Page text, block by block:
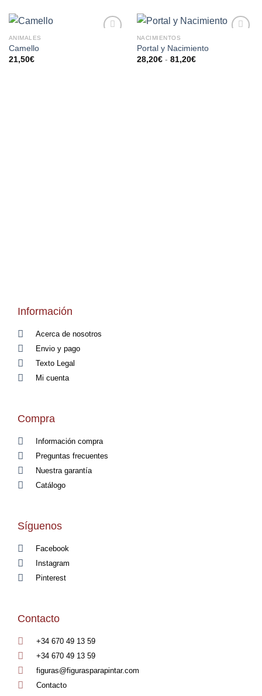
ANIMALES
Camello
21,50€
NACIMIENTOS
Portal y Nacimiento
28,20€ - 81,20€
Información
Acerca de nosotros
Envio y pago
Texto Legal
Mi cuenta
Compra
Información compra
Preguntas frecuentes
Nuestra garantía
Catálogo
Síguenos
Facebook
Instagram
Pinterest
Contacto
+34 670 49 13 59
+34 670 49 13 59
figuras@figurasparapintar.com
Contacto